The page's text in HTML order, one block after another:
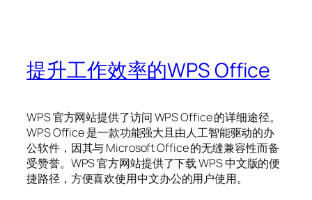
提升工作效率的WPS Office
WPS 官方网站提供了访问 WPS Office 的详细途径。
WPS Office 是一款功能强大且由人工智能驱动的办
公软件，因其与 Microsoft Office 的无缝兼容性而备
受赞誉。WPS 官方网站提供了下载 WPS 中文版的便
捷路径，方便喜欢使用中文办公的用户使用。